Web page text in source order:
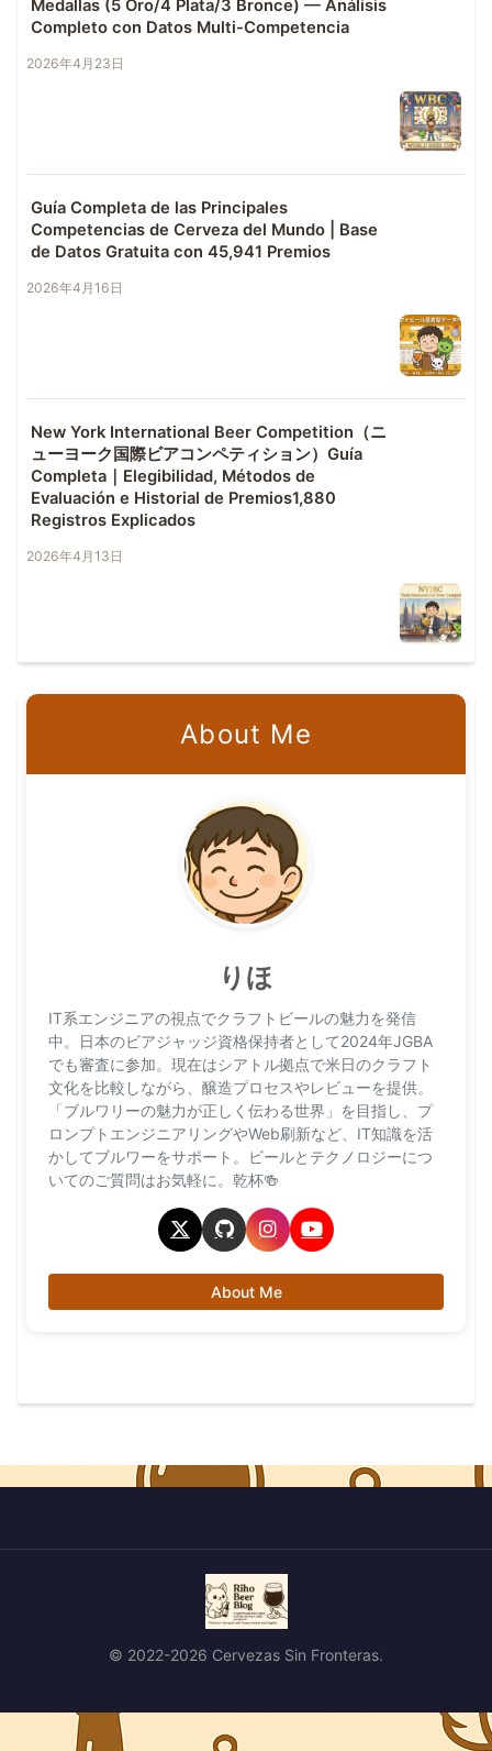
Medallas (5 Oro/4 Plata/3 Bronce) — Análisis
Completo con Datos Multi-Competencia
2026年4月23日
Guía Completa de las Principales
Competencias de Cerveza del Mundo | Base
de Datos Gratuita con 45,941 Premios
2026年4月16日
New York International Beer Competition（ニ
ューヨーク国際ビアコンペティション）Guía
Completa｜Elegibilidad, Métodos de
Evaluación e Historial de Premios1,880
Registros Explicados
2026年4月13日
About Me
りほ
IT系エンジニアの視点でクラフトビールの魅力を発信
中。日本のビアジャッジ資格保持者として2024年JGBA
でも審査に参加。現在はシアトル拠点で米日のクラフト
文化を比較しながら、醸造プロセスやレビューを提供。
「ブルワリーの魅力が正しく伝わる世界」を目指し、プ
ロンプトエンジニアリングやWeb刷新など、IT知識を活
かしてブルワーをサポート。ビールとテクノロジーにつ
いてのご質問はお気軽に。乾杯🍻
About Me
© 2022-2026 Cervezas Sin Fronteras.